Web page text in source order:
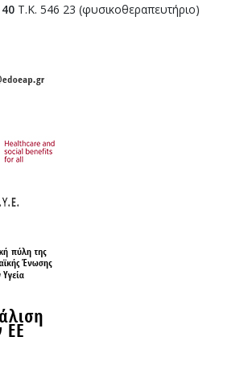
Τ.Κ. 546 23 (φυσικοθεραπευτήριο)